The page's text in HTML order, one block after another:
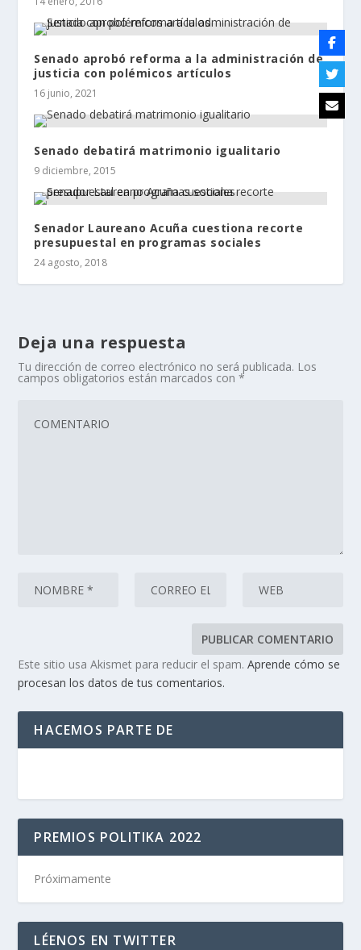
Senado aprobó reforma a la administración de
justicia con polémicos artículos
16 junio, 2021
Senado debatirá matrimonio igualitario
9 diciembre, 2015
Senador Laureano Acuña cuestiona recorte
presupuestal en programas sociales
24 agosto, 2018
Deja una respuesta
Tu dirección de correo electrónico no será publicada. Los
campos obligatorios están marcados con*
Este sitio usa Akismet para reducir el spam.Aprende cómo se
procesan los datos de tus comentarios.
HACEMOS PARTE DE
PREMIOS POLITIKA 2022
Próximamente
LÉENOS EN TWITTER